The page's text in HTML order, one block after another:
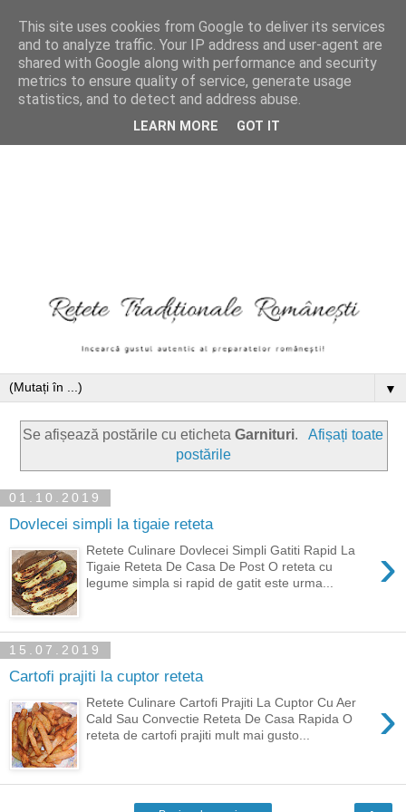
▼
Se afișează postările cu etichetaGarnituri.
Afișați toate
postările
01.10.2019
Dovlecei simpli la tigaie reteta
›
Retete Culinare Dovlecei Simpli Gatiti Rapid La
Tigaie Reteta De Casa De Post O reteta cu
legume simpla si rapid de gatit este urma...
15.07.2019
Cartofi prajiti la cuptor reteta
›
Retete Culinare Cartofi Prajiti La Cuptor Cu Aer
Cald Sau Convectie Reteta De Casa Rapida O
reteta de cartofi prajiti mult mai gusto...
This site uses cookies from Google to deliver its services
and to analyze traffic. Your IP address and user-agent are
shared with Google along with performance and security
metrics to ensure quality of service, generate usage
statistics, and to detect and address abuse.
LEARN MORE GOT IT